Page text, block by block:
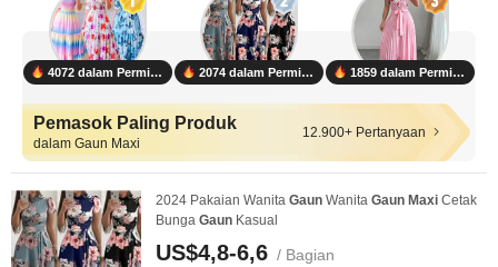
4072 dalam Permintaan 2074 dalam Permintaan 1859 dalam Permintaan
Pemasok Paling Produk
dalam Gaun Maxi
12.900+ Pertanyaan
2024 Pakaian Wanita Gaun Wanita Gaun Maxi Cetak
Bunga Gaun Kasual
US$4,8-6,6 / Bagian